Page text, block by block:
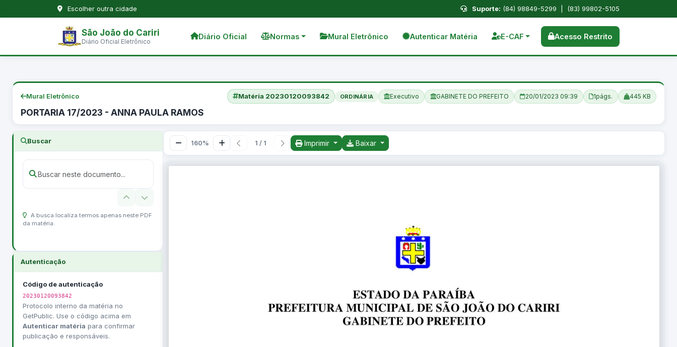
Escolher outra cidade Suporte: (84) 98849-5299 | (83) 99802-5105
São João do Cariri
Diário Oficial Eletrônico
Diário Oficial Normas Mural Eletrônico Autenticar Matéria E-CAF Acesso Restrito
Mural Eletrônico Matéria 20230120093842 ORDINÁRIA Executivo GABINETE DO PREFEITO 20/01/2023 09:39 1págs. 445 KB
PORTARIA 17/2023 - ANNA PAULA RAMOS
Buscar
A busca localiza termos apenas neste PDF
da matéria.
Autenticação
Código de autenticação
20230120093842
Protocolo interno da matéria no
GetPublic. Use o código acima em
Autenticar matéria para confirmar
publicação e responsáveis.
160% 1 / 1 Imprimir Baixar